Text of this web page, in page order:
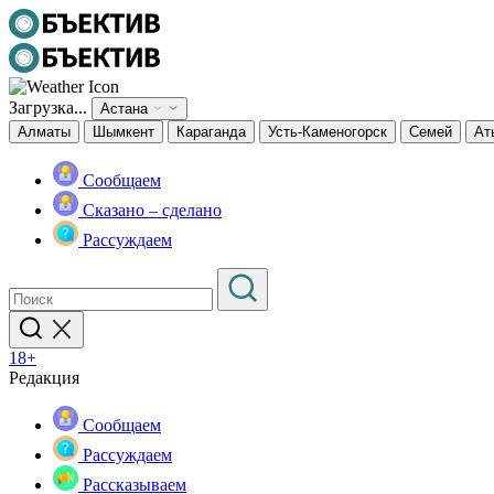
Загрузка...
Астана
Алматы
Шымкент Караганда Усть-Каменогорск Семей
Сообщаем
Сказано – сделано
Рассуждаем
18+
Редакция
Сообщаем
Рассуждаем
Рассказываем